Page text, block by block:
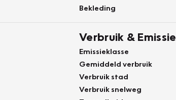
Bekleding
Verbruik & Emissie
Emissieklasse
Gemiddeld verbruik
Verbruik stad
Verbruik snelweg